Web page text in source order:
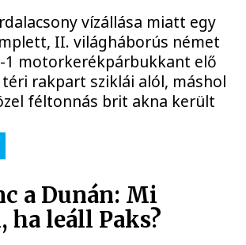
vízállása miatt egy
II. világháborús német
1 motorkerékpárbukkant elő
rakpart sziklái alól, máshol
féltonnás brit akna került
a Dunán: Mi
leáll Paks?